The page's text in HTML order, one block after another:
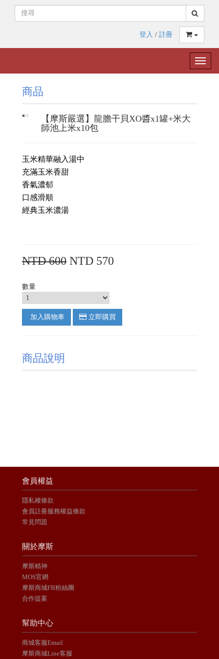
登入 / 註冊
Toggle
商品
【摩斯嚴選】龍膽干貝XO醬x1罐+米大
師池上米x10包
玉米精華融入湯中
充滿玉米香甜
香氣濃郁
口感滑順
經典玉米濃湯
NTD 600 NTD 570
數量
加入購物車 立即購買
商品說明
會員權益
隱私權條款
會員註冊服務權益條款
常見問題
關於摩斯
摩斯精神
MOS官網
摩斯商城FB粉絲團
合作提案
幫助中心
商城客服Email
摩斯商城Line客服